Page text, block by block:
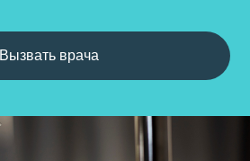
Вызвать врача